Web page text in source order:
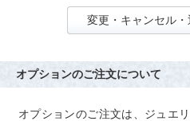
変更・キャンセル
オプションのご注文について
オプションのご注文は、ジュエ